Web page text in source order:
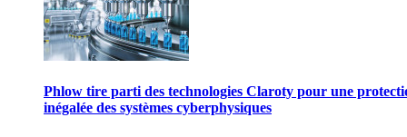
Phlow tire parti des technologies Claroty pour une
inégalée des systèmes cyberphysiques